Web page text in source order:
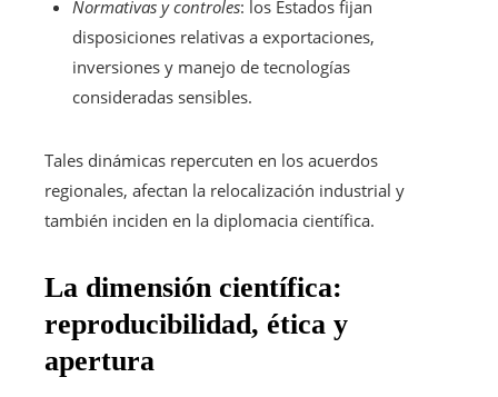
Normativas y controles: los Estados fijan
disposiciones relativas a exportaciones,
inversiones y manejo de tecnologías
consideradas sensibles.
Tales dinámicas repercuten en los acuerdos
regionales, afectan la relocalización industrial y
también inciden en la diplomacia científica.
La dimensión científica:
reproducibilidad, ética y
apertura